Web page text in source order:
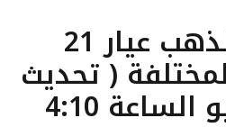
ما هو سعر الذهب عيار 21
( تحديث
الثلاثاء 7 يوليو الساعة 4:10